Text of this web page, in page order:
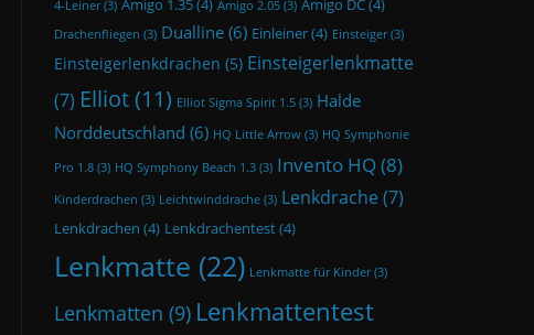
4-Leiner(3) Amigo 1.35(4) Amigo 2.05 (3) Amigo DC(4)
Drachenfliegen (3) Dualline(6) Einleiner(4) Einsteiger(3)
Einsteigerlenkdrachen (5) Einsteigerlenkmatte
(7) Elliot(11) Elliot Sigma Spirit 1.5 (3) Halde
Norddeutschland (6) HQ Little Arrow (3) HQ Symphonie
Pro 1.8 (3) HQ Symphony Beach 1.3 (3) Invento HQ(8)
Kinderdrachen (3) Leichtwinddrache (3) Lenkdrache (7)
Lenkdrachen (4) Lenkdrachentest(4)
Lenkmatte (22) Lenkmatte für Kinder(3)
Lenkmatten (9) Lenkmattentest